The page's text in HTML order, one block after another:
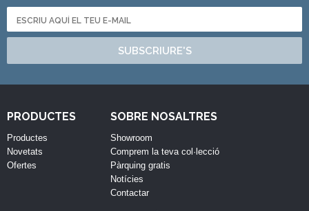
SUBSCRIURE'S
PRODUCTES
Productes
Novetats
Ofertes
SOBRE NOSALTRES
Showroom
Comprem la teva col·lecció
Pàrquing gratis
Notícies
Contactar